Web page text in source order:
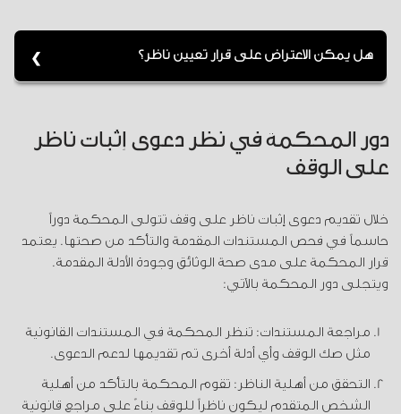
هل يمكن الاعتراض على قرار تعيين ناظر؟
دور المحكمة في نظر دعوى إثبات ناظر
على الوقف
خلال تقديم دعوى إثبات ناظر على وقف تتولى المحكمة دوراً
حاسماً في فحص المستندات المقدمة والتأكد من صحتها. يعتمد
قرار المحكمة على مدى صحة الوثائق وجودة الأدلة المقدمة.
ويتجلى دور المحكمة بالآتي:
مراجعة المستندات: تنظر المحكمة في المستندات القانونية
مثل صك الوقف وأي أدلة أخرى تم تقديمها لدعم الدعوى.
التحقق من أهلية الناظر: تقوم المحكمة بالتأكد من أهلية
الشخص المتقدم ليكون ناظراً للوقف بناءً على مراجع قانونية